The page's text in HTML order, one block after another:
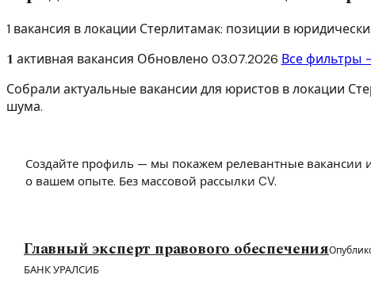
1 вакансия в локации Стерлитамак: позиции в
1 активная вакансия Обновлено 03.07.2026 Все фильтры
Собрали актуальные вакансии для юристов в локации
шума.
Создайте профиль — мы покажем релевантные вакансии
о вашем опыте. Без массовой рассылки CV.
Главный эксперт правового обеспечения
БАНК УРАЛСИБ